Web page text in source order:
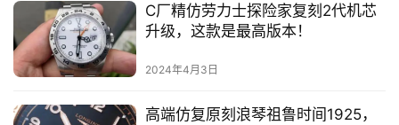
C厂精仿劳力士探险家复刻2代机芯
升级，这款是最高版本！
2024年4月3日
高端仿复原刻浪琴祖鲁时间1925，